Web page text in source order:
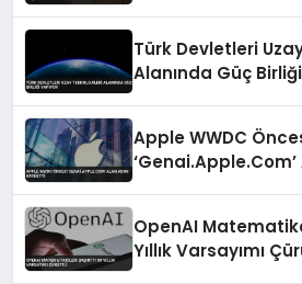
Türk Devletleri
Alanında Güç
Apple WWDC
‘Genai.Apple.Com’
OpenAI
Yıllık Varsayımı